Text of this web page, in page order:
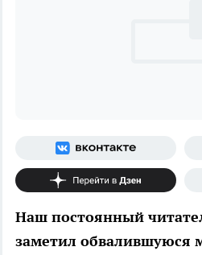
Наш постоянный
заметил обвалившуюся